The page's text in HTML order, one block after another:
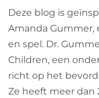
Deze blog is
Amanda
en spel. Dr.
Children, een
richt op het
Ze heeft meer dan